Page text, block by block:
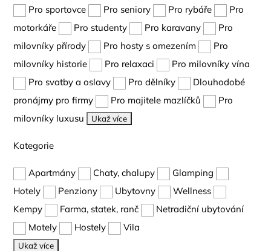
Pro sportovce Pro seniory Pro rybáře
Pro
motorkáře
Pro studenty Pro karavany
Pro
milovníky přírody
Pro hosty s omezením
Pro
milovníky historie
Pro relaxaci
Pro milovníky vína
Pro svatby a oslavy
Pro dělníky
Dlouhodobé
pronájmy pro firmy
Pro majitele mazlíčků
Pro
milovníky luxusu
Ukaž více
Kategorie
Apartmány Chaty, chalupy
Glamping
Hotely
Penziony Ubytovny
Wellness
Kempy
Farma, statek, ranč
Netradiční ubytování
Motely
Hostely Vila
Ukaž více